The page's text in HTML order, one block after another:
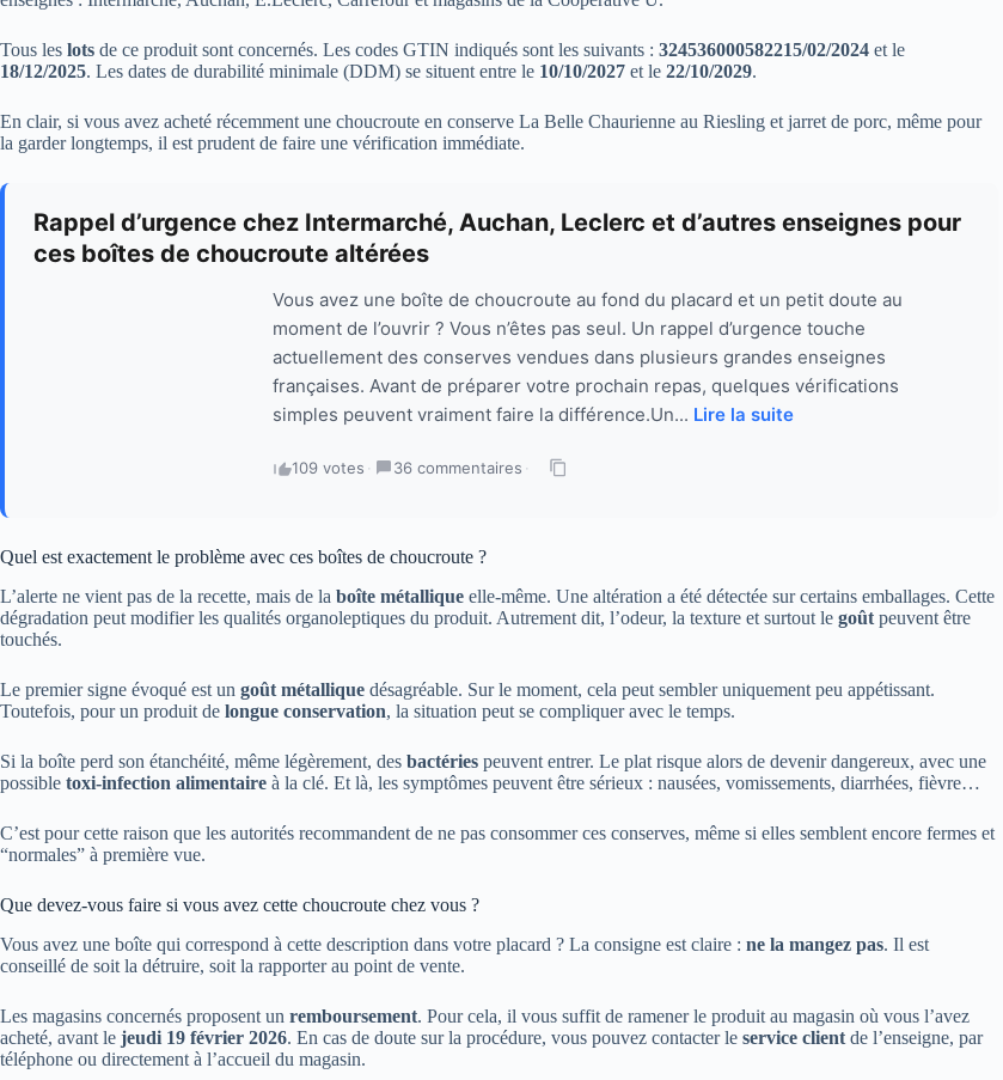
Tous les lots de ce produit sont concernés. Les codes GTIN indiqués sont les suivants : 324536000582215/02/2024 et le
18/12/2025. Les dates de durabilité minimale (DDM) se situent entre le 10/10/2027 et le 22/10/2029.
En clair, si vous avez acheté récemment une choucroute en conserve La Belle Chaurienne au Riesling et jarret de porc, même pour
la garder longtemps, il est prudent de faire une vérification immédiate.
Rappel d’urgence chez Intermarché, Auchan, Leclerc et d’autres enseignes pour
ces boîtes de choucroute altérées
Vous avez une boîte de choucroute au fond du placard et un petit doute au
moment de l’ouvrir ? Vous n’êtes pas seul. Un rappel d’urgence touche
actuellement des conserves vendues dans plusieurs grandes enseignes
françaises. Avant de préparer votre prochain repas, quelques vérifications
simples peuvent vraiment faire la différence.Un... Lire la suite
109 votes · 36 commentaires ·
Quel est exactement le problème avec ces boîtes de choucroute ?
L’alerte ne vient pas de la recette, mais de la boîte métallique elle-même. Une altération a été détectée sur certains emballages. Cette
dégradation peut modifier les qualités organoleptiques du produit. Autrement dit, l’odeur, la texture et surtout le goût peuvent être
touchés.
Le premier signe évoqué est un goût métallique désagréable. Sur le moment, cela peut sembler uniquement peu appétissant.
Toutefois, pour un produit de longue conservation, la situation peut se compliquer avec le temps.
Si la boîte perd son étanchéité, même légèrement, des bactéries peuvent entrer. Le plat risque alors de devenir dangereux, avec une
possible toxi-infection alimentaire à la clé. Et là, les symptômes peuvent être sérieux : nausées, vomissements, diarrhées, fièvre…
C’est pour cette raison que les autorités recommandent de ne pas consommer ces conserves, même si elles semblent encore fermes et
“normales” à première vue.
Que devez-vous faire si vous avez cette choucroute chez vous ?
Vous avez une boîte qui correspond à cette description dans votre placard ? La consigne est claire : ne la mangez pas. Il est
conseillé de soit la détruire, soit la rapporter au point de vente.
Les magasins concernés proposent un remboursement. Pour cela, il vous suffit de ramener le produit au magasin où vous l’avez
acheté, avant le jeudi 19 février 2026. En cas de doute sur la procédure, vous pouvez contacter le service client de l’enseigne, par
téléphone ou directement à l’accueil du magasin.